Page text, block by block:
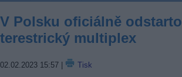
V Polsku oficiálně
terestrický multiplex
02.02.2023 15:57 Tisk